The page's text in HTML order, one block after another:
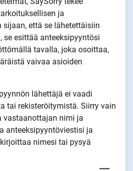
ja
sijaan, että se lähetettäisiin
se esittää anteeksipyyntösi
tavalla, joka osoittaa,
vaivaa asioiden
lähettäjä ei vaadi
tai rekisteröitymistä. Siirry vain
vastaanottajan nimi ja
anteeksipyyntöviestisi ja
nimesi tai pysyä